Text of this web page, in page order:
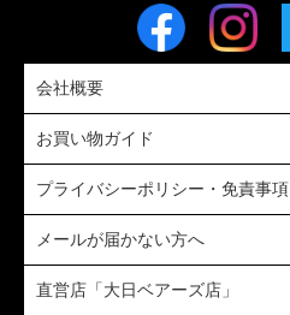
会社概要
お買い物ガイド
プライバシーポリシー・免責事項
メールが届かない方へ
直営店「大日ベアーズ店」